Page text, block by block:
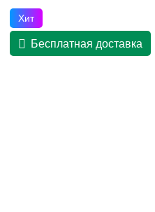
Хит
Бесплатная доставка